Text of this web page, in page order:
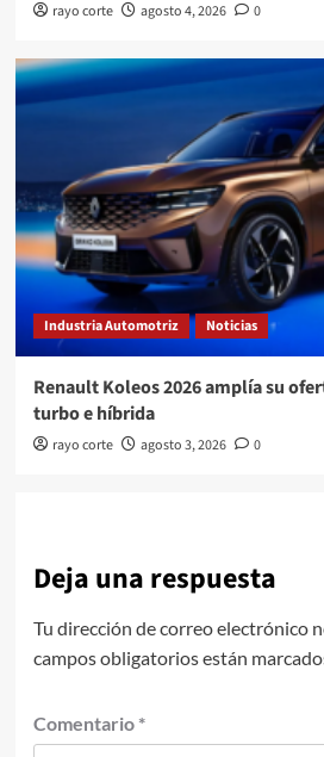
rayo corte agosto 4, 2026 0
Industria Automotriz Noticias
Renault Koleos 2026 amplía su
turbo e híbrida
rayo corte agosto 3, 2026 0
Deja una respuesta
Tu dirección de correo electrónico
campos obligatorios están
Comentario *